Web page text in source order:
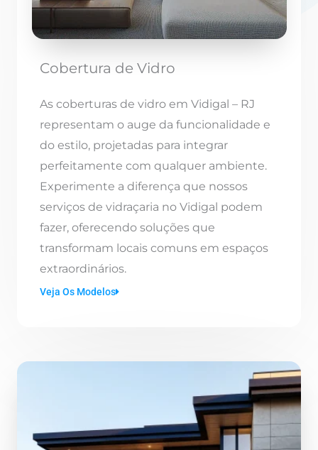
Cobertura de Vidro
As coberturas de vidro em Vidigal – RJ
representam o auge da funcionalidade e
do estilo, projetadas para integrar
perfeitamente com qualquer ambiente.
Experimente a diferença que nossos
serviços de vidraçaria no Vidigal podem
fazer, oferecendo soluções que
transformam locais comuns em espaços
extraordinários.
Veja Os Modelos